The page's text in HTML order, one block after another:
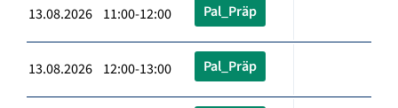
13.08.2026 11:00-12:00 Pal_Präp
13.08.2026 12:00-13:00 Pal_Präp